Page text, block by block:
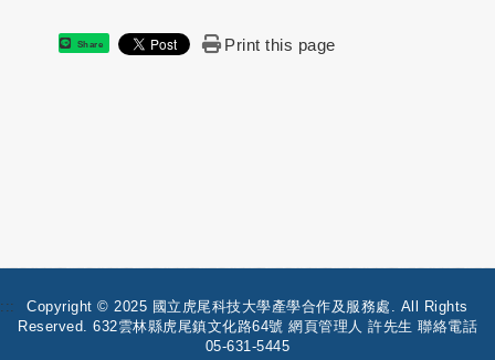
Share Print this page
:::
Copyright © 2025 國立虎尾科技大學產學合作及服務處. All Rights
Reserved. 632雲林縣虎尾鎮文化路64號 網頁管理人 許先生 聯絡電話
05-631-5445